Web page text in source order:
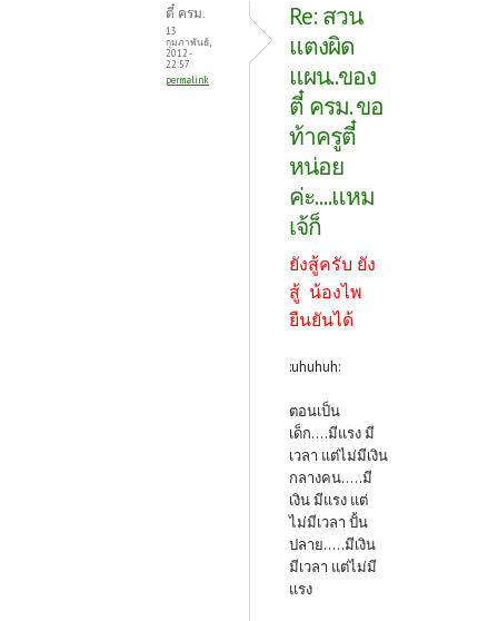
ตี๋ ครม.
13
กุมภาพันธ์,
2012 -
22:57
permalink
Re: สวน
แตงผิด
แผน..ของ
ตี๋ ครม. ขอ
ท้าครูตี๋
หน่อย
ค่ะ....แหม
เจ้ก็
ยังสู้ครับ ยัง
สู้ น้องไพ
ยืนยันได้
:uhuhuh:
ตอนเป็น
เด็ก....มีแรง มี
เวลา แต่ไม่มีเงิน
กลางคน.....มี
เงิน มีแรง แต่
ไม่มีเวลา ปั้น
ปลาย.....มีเงิน
มีเวลา แต่ไม่มี
แรง